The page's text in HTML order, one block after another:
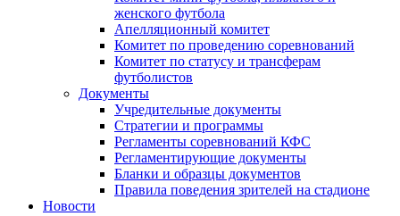
женского футбола
Апелляционный комитет
Комитет по проведению соревнований
Комитет по статусу и трансферам
футболистов
Документы
Учредительные документы
Стратегии и программы
Регламенты соревнований КФС
Регламентирующие документы
Бланки и образцы документов
Правила поведения зрителей на стадионе
Новости